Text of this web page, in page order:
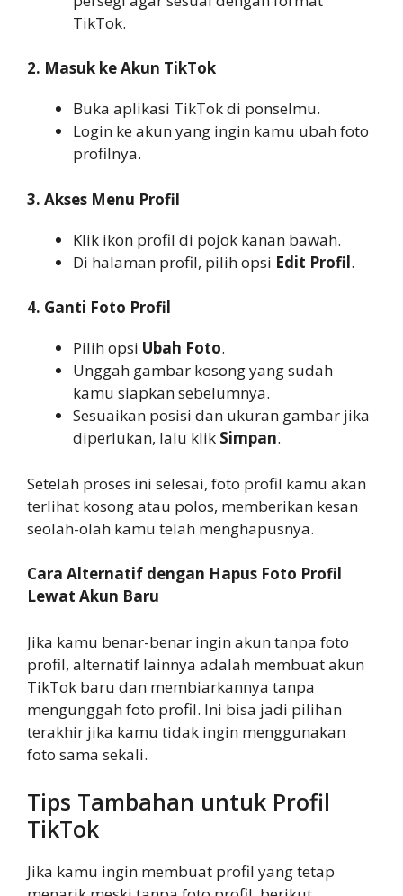
TikTok.
2. Masuk ke Akun TikTok
Buka aplikasi TikTok di ponselmu.
Login ke akun yang ingin kamu ubah foto
profilnya.
3. Akses Menu Profil
Klik ikon profil di pojok kanan bawah.
Di halaman profil, pilih opsi Edit Profil.
4. Ganti Foto Profil
Pilih opsi Ubah Foto.
Unggah gambar kosong yang sudah
kamu siapkan sebelumnya.
Sesuaikan posisi dan ukuran gambar jika
diperlukan, lalu klik Simpan.
Setelah proses ini selesai, foto profil kamu akan
terlihat kosong atau polos, memberikan kesan
seolah-olah kamu telah menghapusnya.
Cara Alternatif dengan Hapus Foto Profil
Lewat Akun Baru
Jika kamu benar-benar ingin akun tanpa foto
profil, alternatif lainnya adalah membuat akun
TikTok baru dan membiarkannya tanpa
mengunggah foto profil. Ini bisa jadi pilihan
terakhir jika kamu tidak ingin menggunakan
foto sama sekali.
Tips Tambahan untuk Profil
TikTok
Jika kamu ingin membuat profil yang tetap